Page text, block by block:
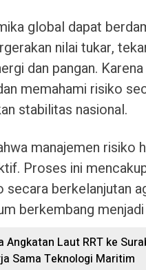
global dapat
nilai tukar,
dan pangan.
memahami risiko
stabilitas nasional.
manajemen risiko
Proses ini
secara berkelanjutan
berkembang
Angkatan Laut RRT ke
Sama Teknologi Maritim